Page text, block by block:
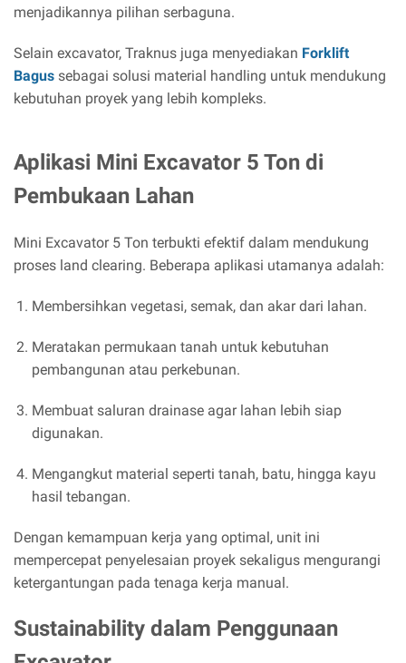
menjadikannya pilihan serbaguna.
Selain excavator, Traknus juga menyediakan Forklift
Bagus sebagai solusi material handling untuk mendukung
kebutuhan proyek yang lebih kompleks.
Aplikasi Mini Excavator 5 Ton di
Pembukaan Lahan
Mini Excavator 5 Ton terbukti efektif dalam mendukung
proses land clearing. Beberapa aplikasi utamanya adalah:
Membersihkan vegetasi, semak, dan akar dari lahan.
Meratakan permukaan tanah untuk kebutuhan
pembangunan atau perkebunan.
Membuat saluran drainase agar lahan lebih siap
digunakan.
Mengangkut material seperti tanah, batu, hingga kayu
hasil tebangan.
Dengan kemampuan kerja yang optimal, unit ini
mempercepat penyelesaian proyek sekaligus mengurangi
ketergantungan pada tenaga kerja manual.
Sustainability dalam Penggunaan